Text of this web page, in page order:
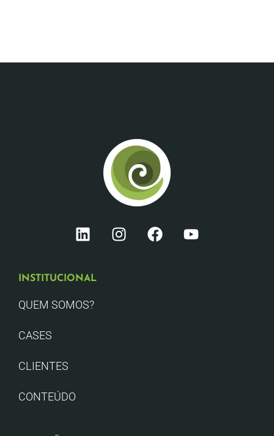
INSTITUCIONAL
QUEM SOMOS?
CASES
CLIENTES
CONTEÚDO